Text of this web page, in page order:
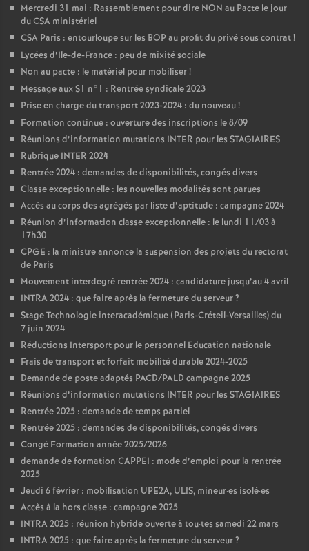
Mercredi 31 mai : Rassemblement pour dire NON au Pacte le jour
du CSA ministériel
CSA Paris : entourloupe sur les BOP au profit du privé sous contrat!
Lycées d’Ile-de-France : peu de mixité sociale
Non au pacte : le matériel pour mobiliser!
Message aux S1 n°1 : Rentrée syndicale 2023
Prise en charge du transport 2023-2024 : du nouveau!
Formation continue : ouverture des inscriptions le 8/09
Réunions d’information mutations INTER pour les STAGIAIRES
Rubrique INTER 2024
Rentrée 2024 : demandes de disponibilités, congés divers
Classe exceptionnelle : les nouvelles modalités sont parues
Accès au corps des agrégés par liste d’aptitude : campagne 2024
Réunion d’information classe exceptionnelle : le lundi 11/03 à
17h30
CPGE : la ministre annonce la suspension des projets du rectorat
de Paris
Mouvement interdegré rentrée 2024 : candidature jusqu’au 4 avril
INTRA 2024 : que faire après la fermeture du serveur?
Stage Technologie interacadémique (Paris-Créteil-Versailles) du
7 juin 2024
Réductions Intersport pour le personnel Education nationale
Frais de transport et forfait mobilité durable 2024-2025
Demande de poste adaptés PACD/PALD campagne 2025
Réunions d’information mutations INTER pour les STAGIAIRES
Rentrée 2025 : demande de temps partiel
Rentrée 2025 : demandes de disponibilités, congés divers
Congé Formation année 2025/2026
demande de formation CAPPEI : mode d’emploi pour la rentrée
2025
Jeudi 6 février : mobilisation UPE2A, ULIS, mineur·es isolé·es
Accès à la hors classe : campagne 2025
INTRA 2025 : réunion hybride ouverte à tou·tes samedi 22 mars
INTRA 2025 : que faire après la fermeture du serveur?